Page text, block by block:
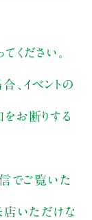
ください。
、イベントの
お断りする
でご覧いた
店いただけな